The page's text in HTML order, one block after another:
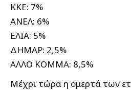
ΚΚΕ: 7%
ΑΝΕΛ: 6%
ΕΛΙΑ: 5%
ΔΗΜΑΡ: 2,5%
ΑΛΛΟ ΚΟΜΜΑ: 8,5%
Μέχρι τώρα η ομερτά των